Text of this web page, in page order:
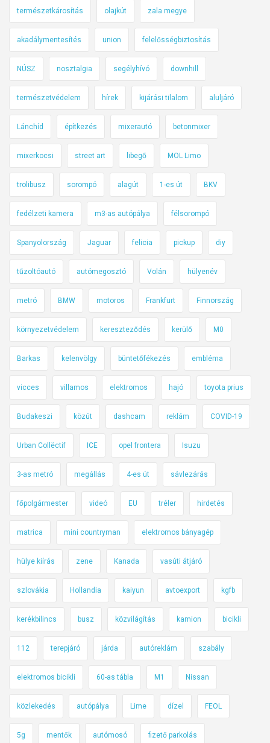
z
a
s
i
t
n
s
r
n
s
z
e
f
r
s
í
t
i
i
s
j
í
t
á
–
e
i
ö
l
e
s
b
z
o
n
i
ö
s
s
z
f
g
l
természetkárosítás olajkút zala megye
akadálymentesítés union felelősségbiztosítás
NÚSZ nosztalgia segélyhívó downhill
természetvédelem hírek kijárási tilalom aluljáró
Lánchíd építkezés mixerautó betonmixer
mixerkocsi street art libegő MOL Limo
trolibusz sorompó alagút 1-es út BKV
fedélzeti kamera m3-as autópálya félsorompó
Spanyolország Jaguar felicia pickup diy
tűzoltóautó autómegosztó Volán hülyenév
metró BMW motoros Frankfurt Finnország
környezetvédelem kereszteződés kerülő M0
Barkas kelenvölgy büntetőfékezés embléma
vicces villamos elektromos hajó toyota prius
Budakeszi közút dashcam reklám COVID-19
Urban Collëctif ICE opel frontera Isuzu
3-as metró megállás 4-es út sávlezárás
főpolgármester videó EU tréler hirdetés
matrica mini countryman elektromos bányagép
hülye kiírás zene Kanada vasúti átjáró
szlovákia Hollandia kaiyun avtoexport kgfb
kerékbilincs busz közvilágítás kamion bicikli
112 terepjáró járda autóreklám szabály
elektromos bicikli 60-as tábla M1 Nissan
közlekedés autópálya Lime dízel FEOL
5g mentők autómosó fizető parkolás